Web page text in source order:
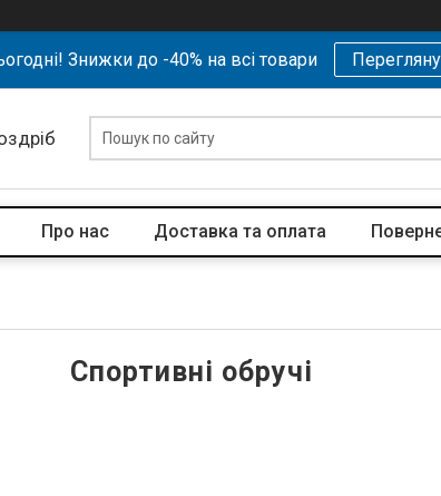
Знижки до -40% на всі товари
Про нас Доставка та оплата
Спортивні обручі